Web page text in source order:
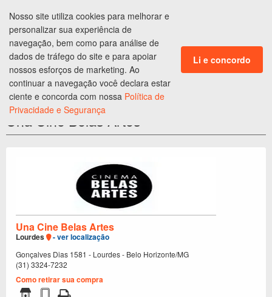
Ingressos em Belo Horizonte MG
Programação do Cinema
Una Cine Belas Artes
Una Cine Belas Artes
Lourdes - ver localização
Gonçalves Dias 1581 - Lourdes - Belo Horizonte/MG
(31) 3324-7232
Como retirar sua compra
Nosso site utiliza cookies para melhorar e
personalizar sua experiência de
navegação, bem como para análise de
dados de tráfego do site e para apoiar
nossos esforços de marketing. Ao
continuar a navegação você declara estar
ciente e concorda com nossa Política de
Privacidade e Segurança
Li e concordo